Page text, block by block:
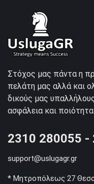
Στόχος μας πάντα η
πελάτη μας αλλά και
δικούς μας
ασφάλεια και
2310 280055 -
support@uslugagr.gr
* Μητροπόλεως 27